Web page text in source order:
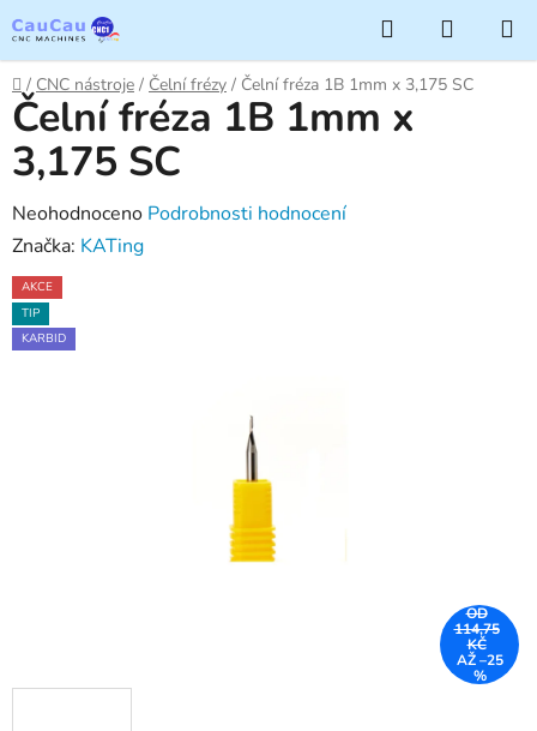
na
obsah
Hledat
KOŠÍK
Domů
/ CNC nástroje / Čelní frézy / Čelní fréza 1B 1mm x 3,175 SC
Čelní fréza 1B 1mm x
3,175 SC
Průměrné
hodnocení
produktu
je
0,0
Neohodnoceno Podrobnosti hodnocení
Značka: KATing
AKCE
TIP
KARBID
OD
114,75
KČ
AŽ –25
%